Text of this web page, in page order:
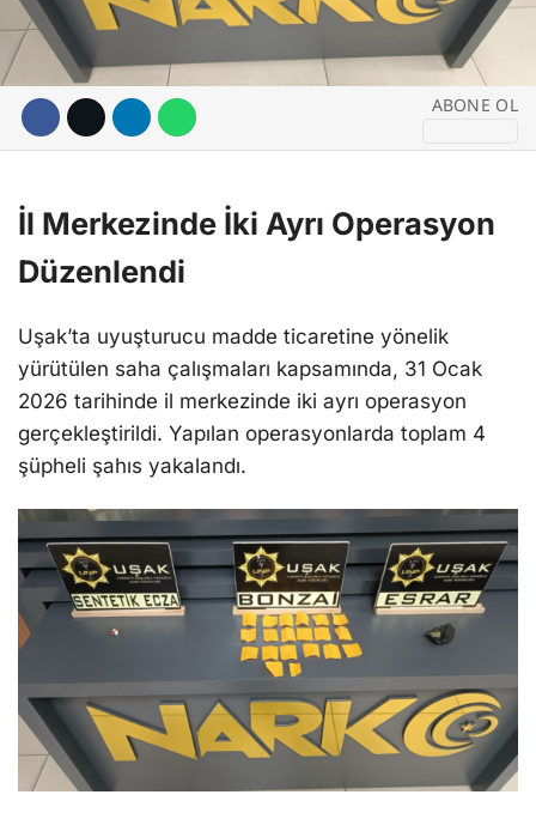
Instagram
ABONE OL
İl Merkezinde İki Ayrı Operasyon
Düzenlendi
Uşak’ta uyuşturucu madde ticaretine yönelik
yürütülen saha çalışmaları kapsamında, 31 Ocak
2026 tarihinde il merkezinde iki ayrı operasyon
gerçekleştirildi. Yapılan operasyonlarda toplam 4
şüpheli şahıs yakalandı.